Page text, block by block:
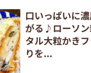
口いっぱいに
がる♪ローソ
タル大粒かき
りを...